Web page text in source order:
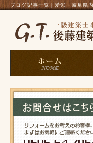
ブログ記事一覧｜愛知・岐阜県